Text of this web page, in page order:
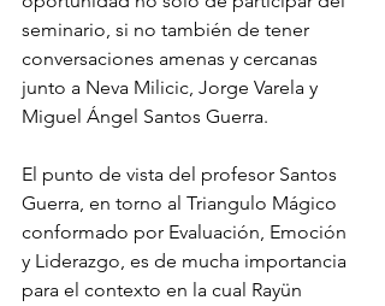
seminario, si no también de tener
conversaciones amenas y cercanas
junto a Neva Milicic, Jorge Varela y
Miguel Ángel Santos Guerra.
El punto de vista del profesor Santos
Guerra, en torno al Triangulo Mágico
conformado por Evaluación, Emoción
y Liderazgo, es de mucha importancia
para el contexto en la cual Rayün